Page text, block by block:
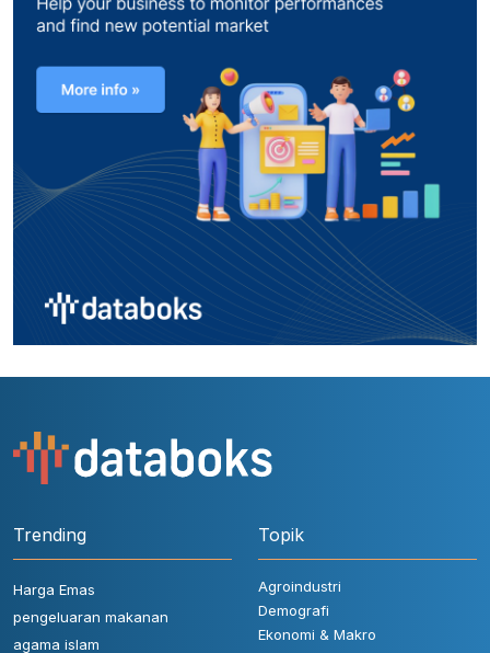
Trending
Harga Emas
pengeluaran makanan
agama islam
Topik
Agroindustri
Demografi
Ekonomi & Makro